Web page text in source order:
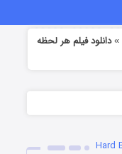
»دانلود فیلم هر لحظه